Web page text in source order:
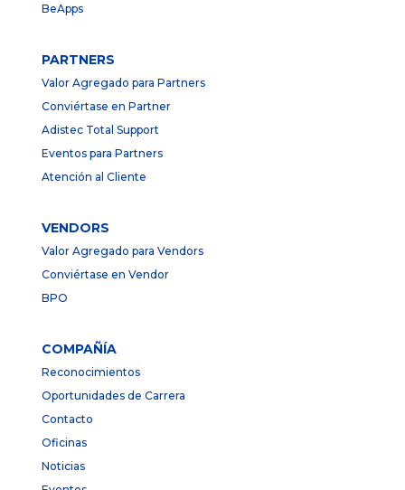
BeApps
PARTNERS
Valor Agregado para Partners
Conviértase en Partner
Adistec Total Support
Eventos para Partners
Atención al Cliente
VENDORS
Valor Agregado para Vendors
Conviértase en Vendor
BPO
COMPAÑÍA
Reconocimientos
Oportunidades de Carrera
Contacto
Oficinas
Noticias